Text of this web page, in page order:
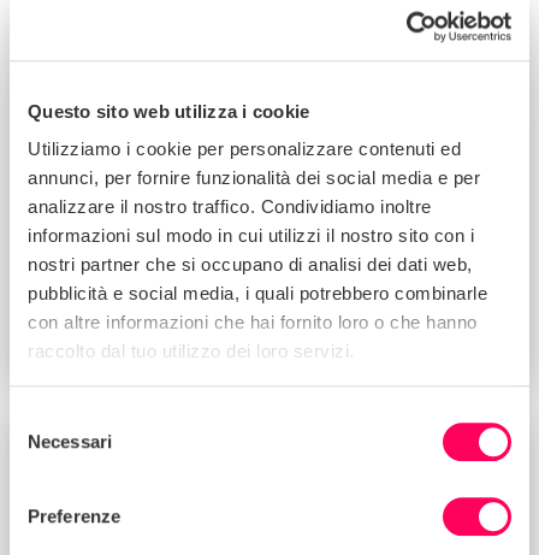
Questo sito web utilizza i cookie
Utilizziamo i cookie per personalizzare contenuti ed
annunci, per fornire funzionalità dei social media e per
analizzare il nostro traffico. Condividiamo inoltre
informazioni sul modo in cui utilizzi il nostro sito con i
nostri partner che si occupano di analisi dei dati web,
pubblicità e social media, i quali potrebbero combinarle
con altre informazioni che hai fornito loro o che hanno
raccolto dal tuo utilizzo dei loro servizi.
delNecessari
Preferenze
La posizione di Sedex su Omnibus 1 e i
cambiamenti chiave a CSDDD e CSRD